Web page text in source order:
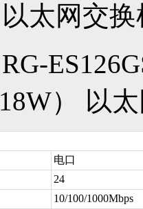
太网交换
） 以
电口
24
10/100/1000Mbps